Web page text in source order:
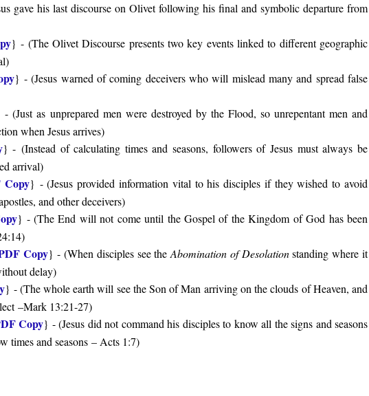
gave his last discourse on Olivet following his final and symbolic departure from
} - (The Olivet Discourse presents two key events linked to different geographic
} - (Jesus warned of coming deceivers who will mislead many and spread false
- (Just as unprepared men were destroyed by the Flood, so unrepentant men and
when Jesus arrives)
} - (Instead of calculating times and seasons, followers of Jesus must always be
arrival)
Copy} - (Jesus provided information vital to his disciples if they wished to avoid
and other deceivers)
} - (The End will not come until the Gospel of the Kingdom of God has been
)
Copy} - (When disciples see theAbomination of Desolationstanding where it
delay)
} - (The whole earth will see the Son of Man arriving on the clouds of Heaven, and
–Mark 13:21-27)
Copy} - (Jesus did not command his disciples to know all the signs and seasons
times and seasons – Acts 1:7)